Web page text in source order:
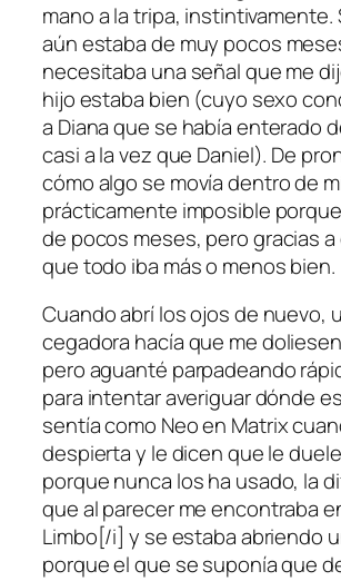
mano a la tripa, instintivamente.
aún estaba de muy pocos
necesitaba una señal que me
hijo estaba bien (cuyo sexo
a Diana que se había enterado
casi a la vez que Daniel). De
cómo algo se movía dentro de
prácticamente imposible
de pocos meses, pero gracias
que todo iba más o menos bien.
Cuando abrí los ojos de nuevo,
cegadora hacía que me
pero aguanté parpadeando
para intentar averiguar dónde
sentía como Neo en Matrix
despierta y le dicen que le
porque nunca los ha usado, la
que al parecer me encontraba
Limbo[/i] y se estaba abriendo
porque el que se suponía que